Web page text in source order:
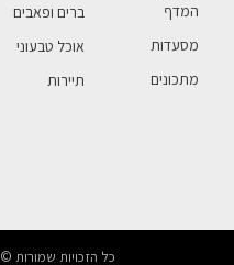
המדף
מסעדות
מתכונים
ברים ופאבים
אוכל טבעוני
תיירות
כל הזכויות שמורות © copyright | דורן תקשורת